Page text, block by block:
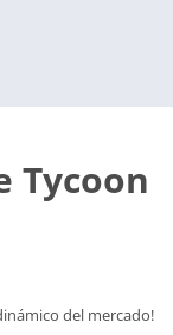
Tycoon
del mercado!